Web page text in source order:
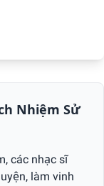
Nhiệm Sử
các nhạc sĩ
làm vinh